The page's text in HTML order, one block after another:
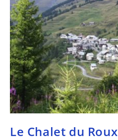
Le Chalet du Roux